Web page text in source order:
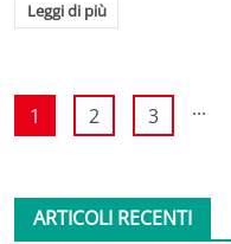
Leggi di più
1 2 3 ...
ARTICOLI RECENTI